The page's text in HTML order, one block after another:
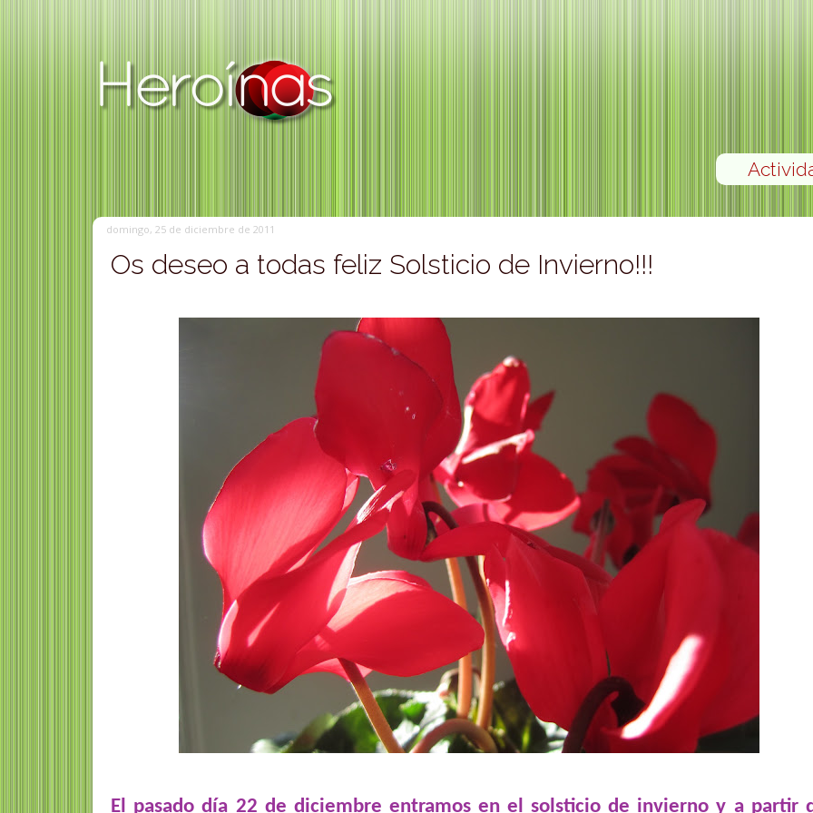
domingo, 25 de diciembre de 2011
Os deseo a todas feliz Solsticio de Invierno!!!
El pasado día 22 de diciembre entramos en el solsticio de invierno y a partir